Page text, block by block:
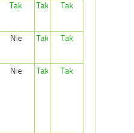
Tak Tak Tak
Nie Tak Tak
Nie Tak Tak